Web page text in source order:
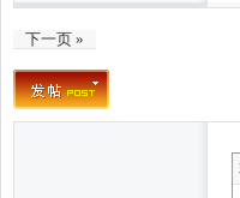
州
下一页 »